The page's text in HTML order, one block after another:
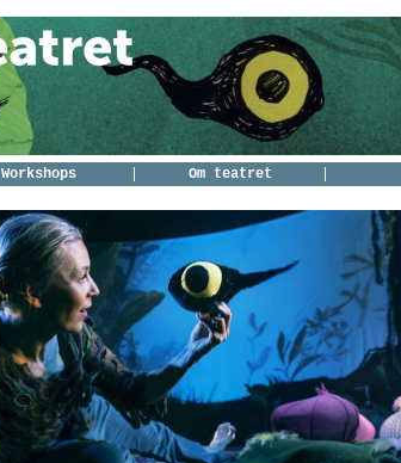
Workshops Om teatret